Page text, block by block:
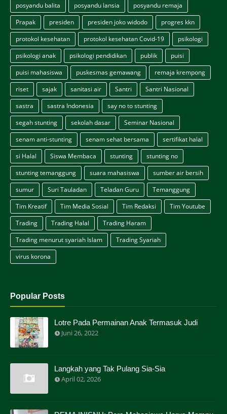
posyandu balita
posyandu lansia
posyandu remaja
Prapak
presiden presiden joko widodo
progres kkn
protokol kesehatan
protokol kesehatan Covid-19
psikologi
psikologi anak
psikologi pendidikan publik
puisi
puisi mahasiswa
puskesmas gemawang
remaja krempong
riset
sajak sanitasi air Santri
Santri Nasional
sastra
sastra Indonesia
say no to stunting
segah stunting
sekolah dasar
Seminar Nasional
senam anti-stunting
senam sehat bersama
sertifikat halal
si Halal
Siswa Membaca stunting
stunting no
stunting temanggung
suara mahasiswa
sumber air bersih
sumur
Suri Tauladan Teladan Guru
Temanggung
Tim Kreatif
Tim Media Sosial Tim Redaksi
Tim Youtube
Trading
Trading Halal
Trading Haram
Trading menurut syariah Islam
Trading Syariah
virus korona
Popular Posts
Lotre Pada Permainan Anak Termasuk Judi
Juni 26, 2022
Langkah yang Tak Pulang Sia-Sia
April 02, 2026